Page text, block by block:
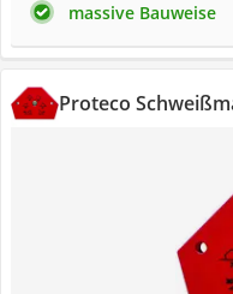
massive Bauweise
Proteco